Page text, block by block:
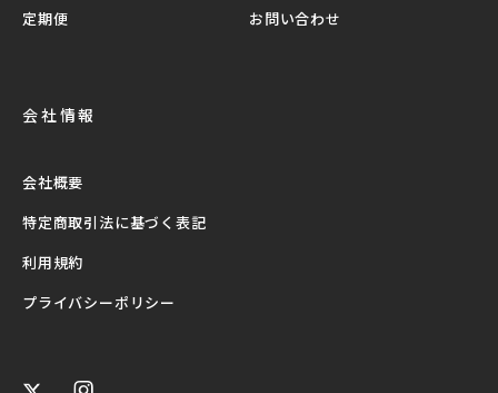
定期便
お問い合わせ
会社情報
会社概要
特定商取引法に基づく表記
利用規約
プライバシーポリシー